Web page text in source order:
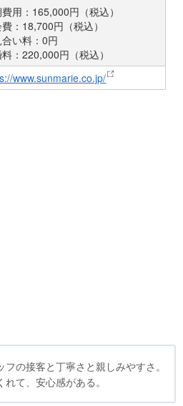
用：165,000円（税込）
費：18,700円（税込）
い料：0円
：220,000円（税込）
www.sunmarie.co.jp/
の接客と丁寧さと親しみやすさ。
て、安心感がある。